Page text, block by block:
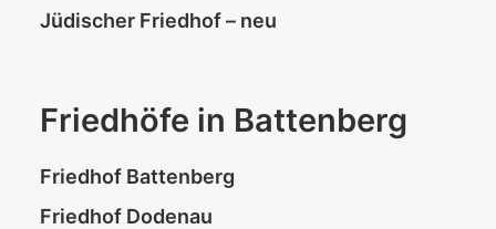
Jüdischer Friedhof – neu
Friedhöfe in Battenberg
Friedhof Battenberg
Friedhof Dodenau